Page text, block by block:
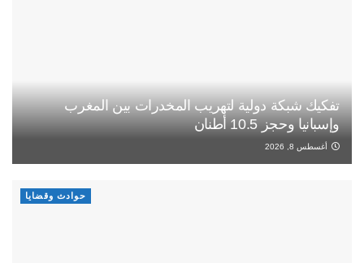
تفكيك شبكة دولية لتهريب المخدرات بين المغرب
وإسبانيا وحجز 10.5 أطنان
أغسطس 8, 2026
حوادث وقضايا